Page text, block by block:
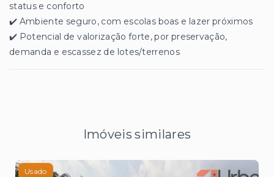
status e conforto
✔️ Ambiente seguro, com escolas boas e lazer próximos
✔️ Potencial de valorização forte, por preservação,
demanda e escassez de lotes/terrenos
Imóveis similares
Usado